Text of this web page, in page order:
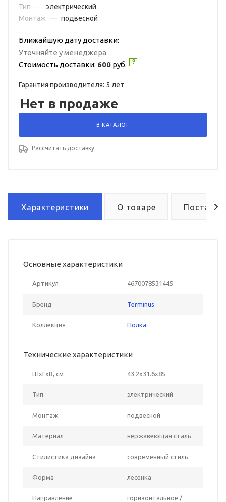
Тип
электрический
Монтаж
подвесной
Ближайшую дату доставки:
Уточняйте у менеджера
Стоимость доставки: 600 руб.
Гарантия производителя: 5 лет
Нет в продаже
В КАТАЛОГ
Рассчитать доставку
Характеристики О товаре Поставка
Основные характеристики
Артикул 4670078531445
Бренд Terminus
Коллекция Полка
Технические характеристики
ШxГxВ, см 43.2x31.6x85
Тип электрический
Монтаж подвесной
Материал нержавеющая сталь
Стилистика дизайна современный стиль
Форма лесенка
Направление
горизонтальное /